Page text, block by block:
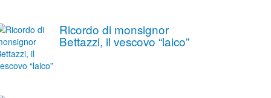
Ricordo di monsignor
Bettazzi, il vescovo “laico”